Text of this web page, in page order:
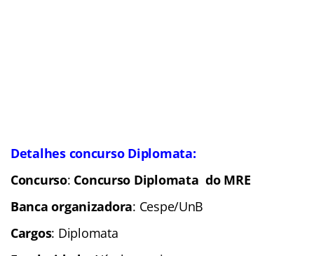
Detalhes concurso Diplomata:
Concurso: Concurso Diplomata do MRE
Banca organizadora: Cespe/UnB
Cargos: Diplomata